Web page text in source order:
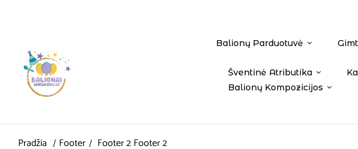
Balionų Parduotuvė
Šventinė Atributika
Balionų Kompozicijos
Pradžia Footer Footer 2Footer 2